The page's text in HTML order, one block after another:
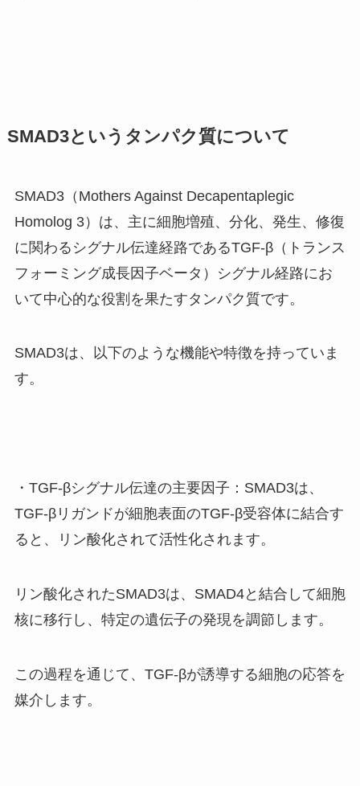
SMAD3というタンパク質について
SMAD3（Mothers Against Decapentaplegic
Homolog 3）は、主に細胞増殖、分化、発生、修復
に関わるシグナル伝達経路であるTGF-β（トランス
フォーミング成長因子ベータ）シグナル経路にお
いて中心的な役割を果たすタンパク質です。
SMAD3は、以下のような機能や特徴を持っていま
す。
・TGF-βシグナル伝達の主要因子：SMAD3は、
TGF-βリガンドが細胞表面のTGF-β受容体に結合す
ると、リン酸化されて活性化されます。
リン酸化されたSMAD3は、SMAD4と結合して細胞
核に移行し、特定の遺伝子の発現を調節します。
この過程を通じて、TGF-βが誘導する細胞の応答を
媒介します。